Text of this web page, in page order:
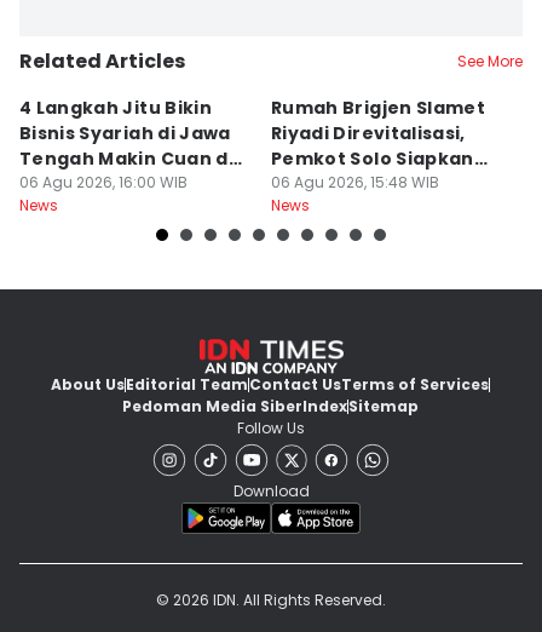
Related Articles See More
4 Langkah Jitu Bikin
Bisnis Syariah di Jawa
Tengah Makin Cuan dan
Berkah
06 Agu 2026, 16:00 WIB
News
Rumah Brigjen Slamet
Riyadi Direvitalisasi,
Pemkot Solo Siapkan
Museum Sejarah
06 Agu 2026, 15:48 WIB
News
About UsEditorial TeamContact UsTerms of Services
Pedoman Media SiberIndexSitemap
Follow Us
Download
© 2026 IDN. All Rights Reserved.